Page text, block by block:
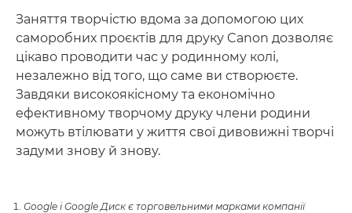
Заняття творчістю вдома за допомогою цих
саморобних проєктів для друку Canon дозволяє
цікаво проводити час у родинному колі,
незалежно від того, що саме ви створюєте.
Завдяки високоякісному та економічно
ефективному творчому друку члени родини
можуть втілювати у життя свої дивовижні творчі
задуми знову й знову.
Google і Google Диск є торговельними марками компанії